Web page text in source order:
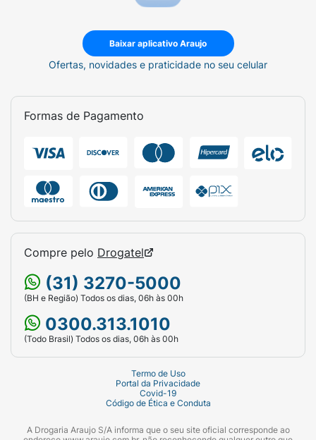
Baixar aplicativo Araujo
Ofertas, novidades e praticidade no seu celular
Formas de Pagamento
Compre pelo Drogatel
(31) 3270-5000
(BH e Região) Todos os dias, 06h às 00h
0300.313.1010
(Todo Brasil) Todos os dias, 06h às 00h
Termo de Uso
Portal da Privacidade
Covid-19
Código de Ética e Conduta
A Drogaria Araujo S/A informa que o seu site oficial corresponde ao